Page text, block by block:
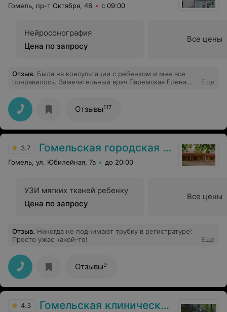
Гомель, пр-т Октября, 46 с 09:00
Нейросонография
Цена по запросу
Все цены
Отзыв. Была на консультации с ребенком и мне все
понравилось. Замечательный врач Паремская Елена
мне подробно объяснила и дала необходимые
рекомендации. Спасибо!
Еще
Отзывы117
3.7 Гомельская городская клиническая поликлиника №7
Гомель, ул. Юбилейная, 7а до 20:00
УЗИ мягких тканей ребенку
Цена по запросу
Все цены
Отзыв. Никогда не поднимают трубку в регистратуре!
Просто ужас какой-то!
Еще
Отзывы9
4.3 Гомельская клиническая больница